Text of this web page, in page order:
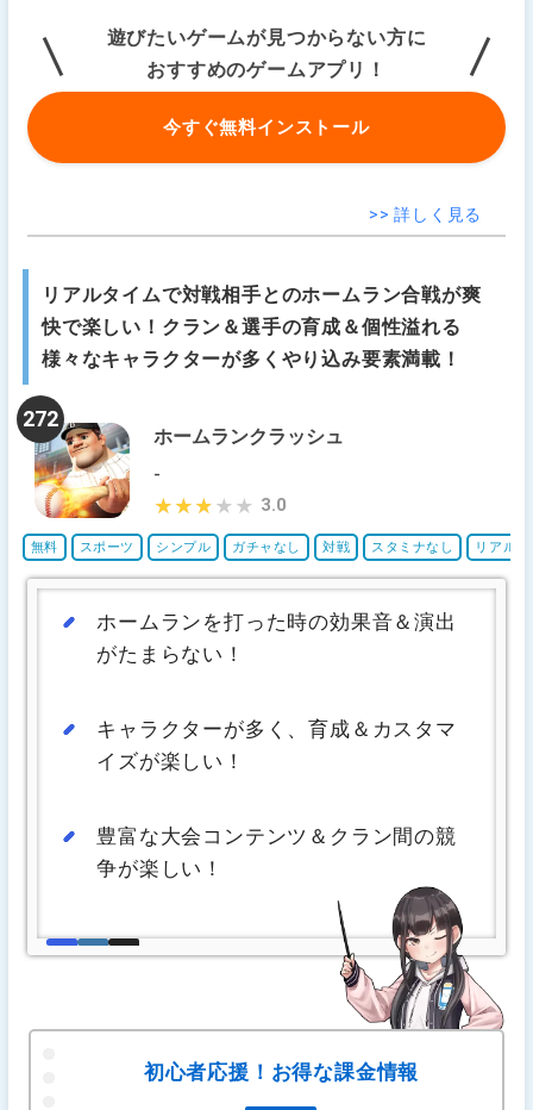
遊びたいゲームが見つからない方に
おすすめのゲームアプリ！
今すぐ無料インストール
>> 詳しく見る
リアルタイムで対戦相手とのホームラン合戦が爽
快で楽しい！クラン＆選手の育成＆個性溢れる
様々なキャラクターが多くやり込み要素満載！
ホームランクラッシュ
272
-
無料 スポーツ シンプル ガチャなし 対戦 スタミナなし リアル
3.0
★★★★★
★★★★★
ホームランを打った時の効果音＆演出
がたまらない！
キャラクターが多く、育成＆カスタマ
イズが楽しい！
豊富な大会コンテンツ＆クラン間の競
争が楽しい！
初心者応援！お得な課金情報